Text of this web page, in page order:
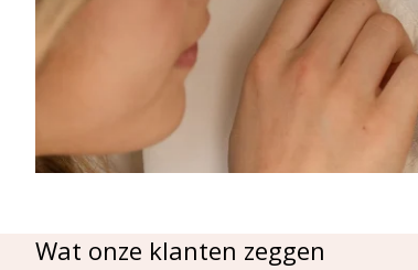
Wat onze klanten zeggen